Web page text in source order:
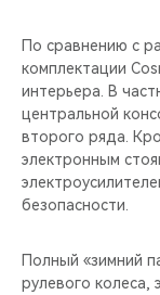
ВИДЕООБЗОРЫ
CHERY ДЛЯ ДЕТЕЙ
По сравнению с
комплектации
интерьера. В
центральной
второго ряда.
электронным
безопасности.
Полный «зимний
рулевого колеса,